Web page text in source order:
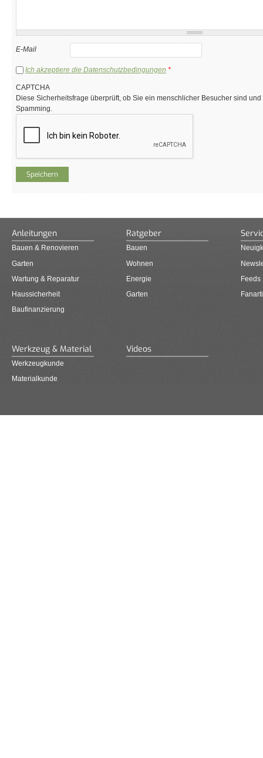
E-Mail
Ich akzeptiere die Datenschutzbedingungen *
CAPTCHA
Diese Sicherheitsfrage überprüft, ob Sie ein menschlicher Besucher sind
Spamming.
Anleitungen
Bauen & Renovieren
Garten
Wartung & Reparatur
Haussicherheit
Baufinanzierung
Ratgeber
Bauen
Wohnen
Energie
Garten
Feeds
Werkzeug & Material
Werkzeugkunde
Materialkunde
Videos